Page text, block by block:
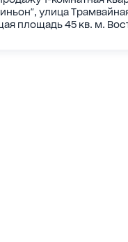
улица
площадь 45 кв. м.